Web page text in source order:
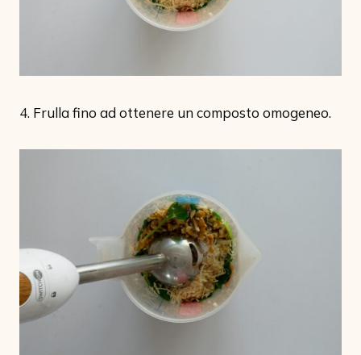
4. Frulla fino ad ottenere un composto omogeneo.